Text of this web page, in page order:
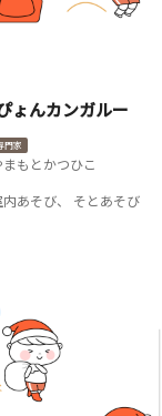
ょんカンガルー
門家
まもとかつひこ
内あそび
そとあそび